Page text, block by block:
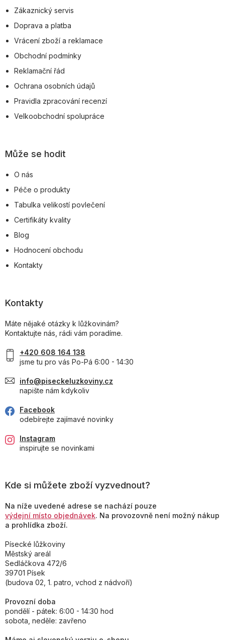
Zákaznický servis
Doprava a platba
Vrácení zboží a reklamace
Obchodní podmínky
Reklamační řád
Ochrana osobních údajů
Pravidla zpracování recenzí
Velkoobchodní spolupráce
Může se hodit
O nás
Péče o produkty
Tabulka velikostí povlečení
Certifikáty kvality
Blog
Hodnocení obchodu
Kontakty
Kontakty
Máte nějaké otázky k lůžkovinám?
Kontaktujte nás, rádi vám poradíme.
+420 608 164 138
jsme tu pro vás Po-Pá 6:00 - 14:30
info@piseckeluzkoviny.cz
napište nám kdykoliv
Facebook
odebírejte zajímavé novinky
Instagram
inspirujte se novinkami
Kde si můžete zboží vyzvednout?
Na níže uvedené adrese se nachází pouze
výdejní místo objednávek. Na provozovně není možný nákup
a prohlídka zboží.
Písecké lůžkoviny
Městský areál
Sedláčkova 472/6
39701 Písek
(budova 02, 1. patro, vchod z nádvoří)
Provozní doba
pondělí - pátek: 6:00 - 14:30 hod
sobota, neděle: zavřeno